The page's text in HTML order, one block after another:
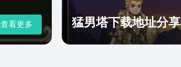
查看更多 猛男塔下载地址分享